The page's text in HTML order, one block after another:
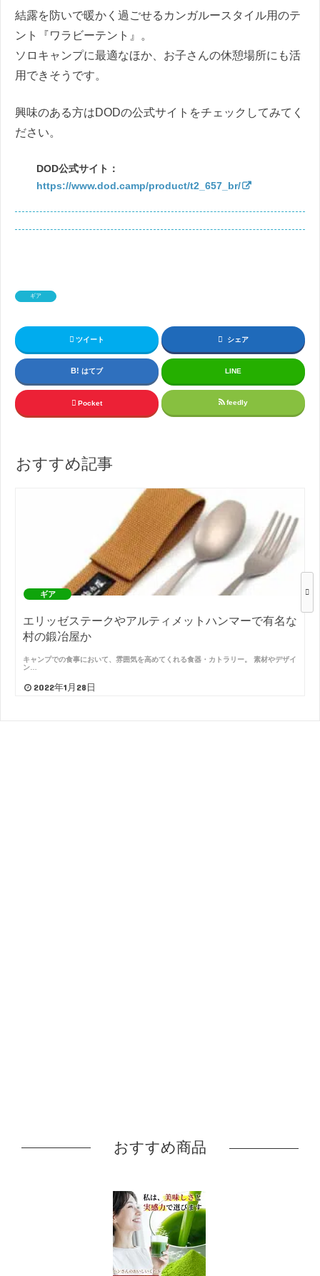
結露を防いで暖かく過ごせるカンガルースタイル用のテ
ント『ワラビーテント』。
ソロキャンプに最適なほか、お子さんの休憩場所にも活
用できそうです。
興味のある方はDODの公式サイトをチェックしてみてく
ださい。
DOD公式サイト：
https://www.dod.camp/product/t2_657_br/
ギア
ツイート シェア
はてブ LINE
Pocket feedly
おすすめ記事
ギア
エリッゼステークやアルティメットハンマーで有名な
村の鍛冶屋か
キャンプでの食事において、雰囲気を高めてくれる食器・カトラリー。 素材やデザイ
ン…
2022年1月28日
おすすめ商品